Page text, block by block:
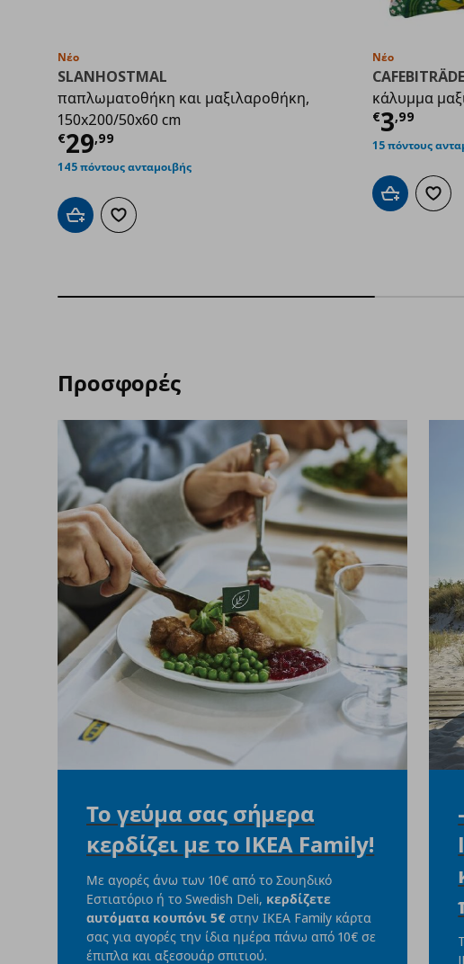
Νέο
SLANHOSTMAL
παπλωματοθήκη και μαξιλαροθήκη,
150x200/50x60 cm
€29,99
Τρέχουσα τιμή
145 πόντους ανταμοιβής
Προσθήκη στο καλάθι
Προσθήκη στα αγαπημένα
Νέο
CAFEBITRÄDE
κάλυμμα
€3,99
15 πόντους
Προσθήκη στο
Προσφορές
Το γεύμα σας σήμερα
κερδίζει με το IKEA Family!
Με αγορές άνω των 10€ από το Σουηδικό
Εστιατόριο ή το Swedish Deli, κερδίζετε
αυτόματα κουπόνι 5€ στην ΙΚΕΑ Family κάρτα
σας για αγορές την ίδια ημέρα πάνω από 10€ σε
έπιπλα και αξεσουάρ σπιτιού.